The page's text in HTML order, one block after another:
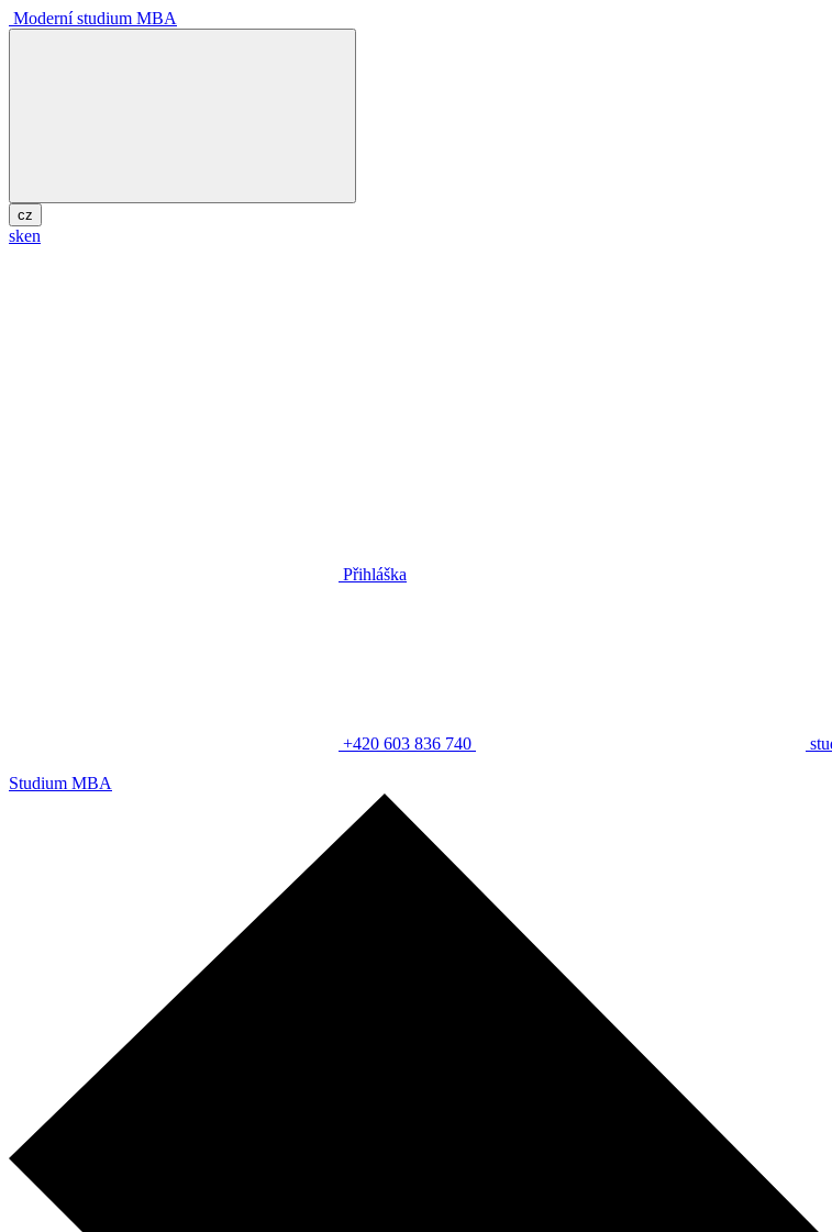
Moderní studium MBA
cz
sken
Přihláška
+420 603 836 740
Studium MBA